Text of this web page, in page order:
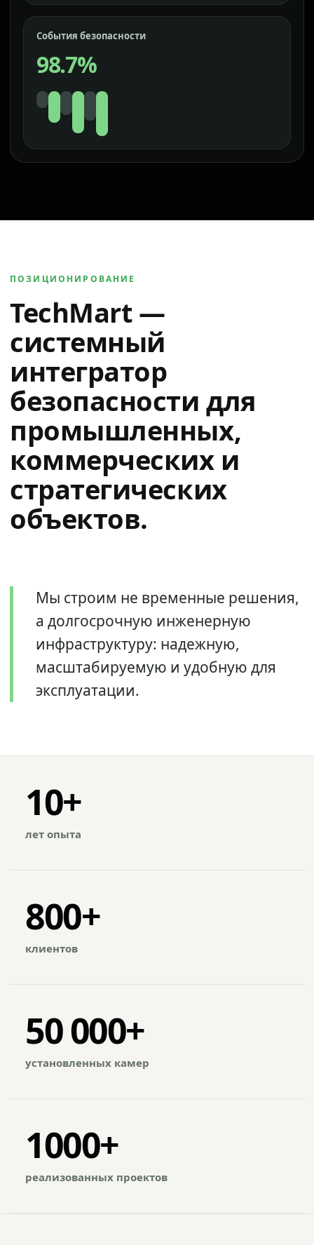
События безопасности
98.7%
ПОЗИЦИОНИРОВАНИЕ
TechMart —
системный
интегратор
безопасности для
промышленных,
коммерческих и
стратегических
объектов.
Мы строим не временные решения,
а долгосрочную инженерную
инфраструктуру: надежную,
масштабируемую и удобную для
эксплуатации.
10+
лет опыта
800+
клиентов
50 000+
установленных камер
1000+
реализованных проектов